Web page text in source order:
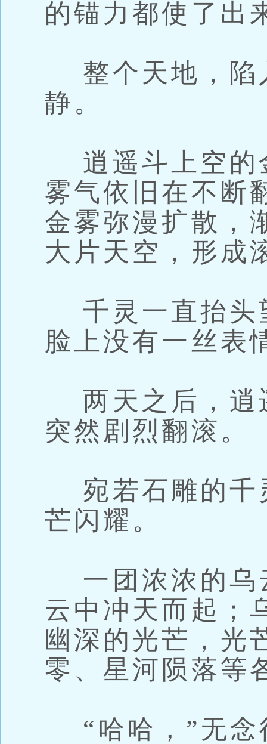
的锚力都使了出
整个天地，陷
静。
逍遥斗上空的
雾气依旧在不断
金雾弥漫扩散，
大片天空，形成
千灵一直抬头
脸上没有一丝表
两天之后，逍
突然剧烈翻滚。
宛若石雕的千
芒闪耀。
一团浓浓的乌
云中冲天而起；
幽深的光芒，光
零、星河陨落等
“哈哈，”无念